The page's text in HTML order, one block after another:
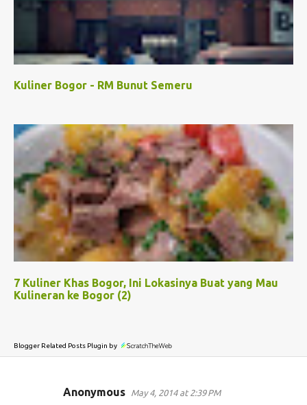
Kuliner Bogor - RM Bunut Semeru
7 Kuliner Khas Bogor, Ini Lokasinya Buat yang Mau
Kulineran ke Bogor (2)
Blogger Related Posts Plugin by
Anonymous May 4, 2014 at 2:39 PM